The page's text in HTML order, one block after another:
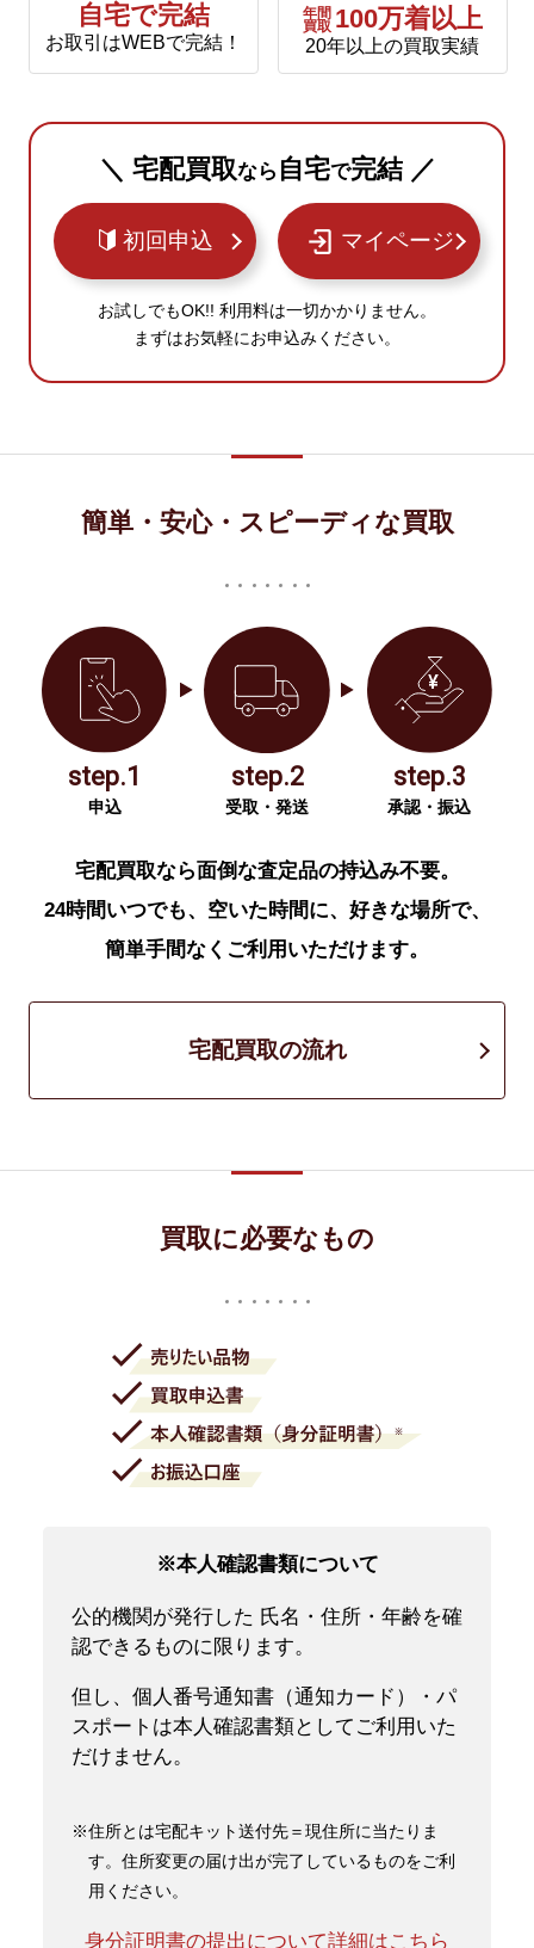
自宅で完結
お取引はWEBで完結！
年間
買取 100万着以上
20年以上の買取実績
＼ 宅配買取なら 自宅で完結 ／
初回申込 マイページ
お試しでもOK!! 利用料は一切かかりません。
まずはお気軽にお申込みください。
簡単・安心・スピーディな買取
step.1
申込
step.2
受取・発送
step.3
承認・振込
宅配買取なら面倒な査定品の持込み不要。
24時間いつでも、空いた時間に、好きな場所で、
簡単手間なくご利用いただけます。
宅配買取の流れ
買取に必要なもの
※本人確認書類について
公的機関が発行した 氏名・住所・年齢を確
認できるものに限ります。
但し、個人番号通知書（通知カード）・パ
スポートは本人確認書類としてご利用いた
だけません。
※住所とは宅配キット送付先＝現住所に当たりま
す。住所変更の届け出が完了しているものをご利
用ください。
身分証明書の提出について詳細はこちら